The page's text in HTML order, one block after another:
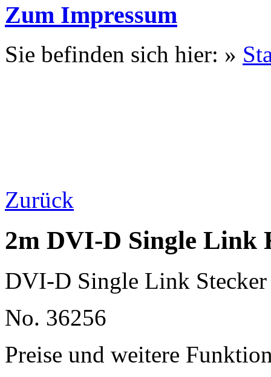
Zum Impressum
Sie befinden sich hier: »
Zurück
2m DVI-D Single Link
DVI-D Single Link Stecker
No. 36256
Preise und weitere